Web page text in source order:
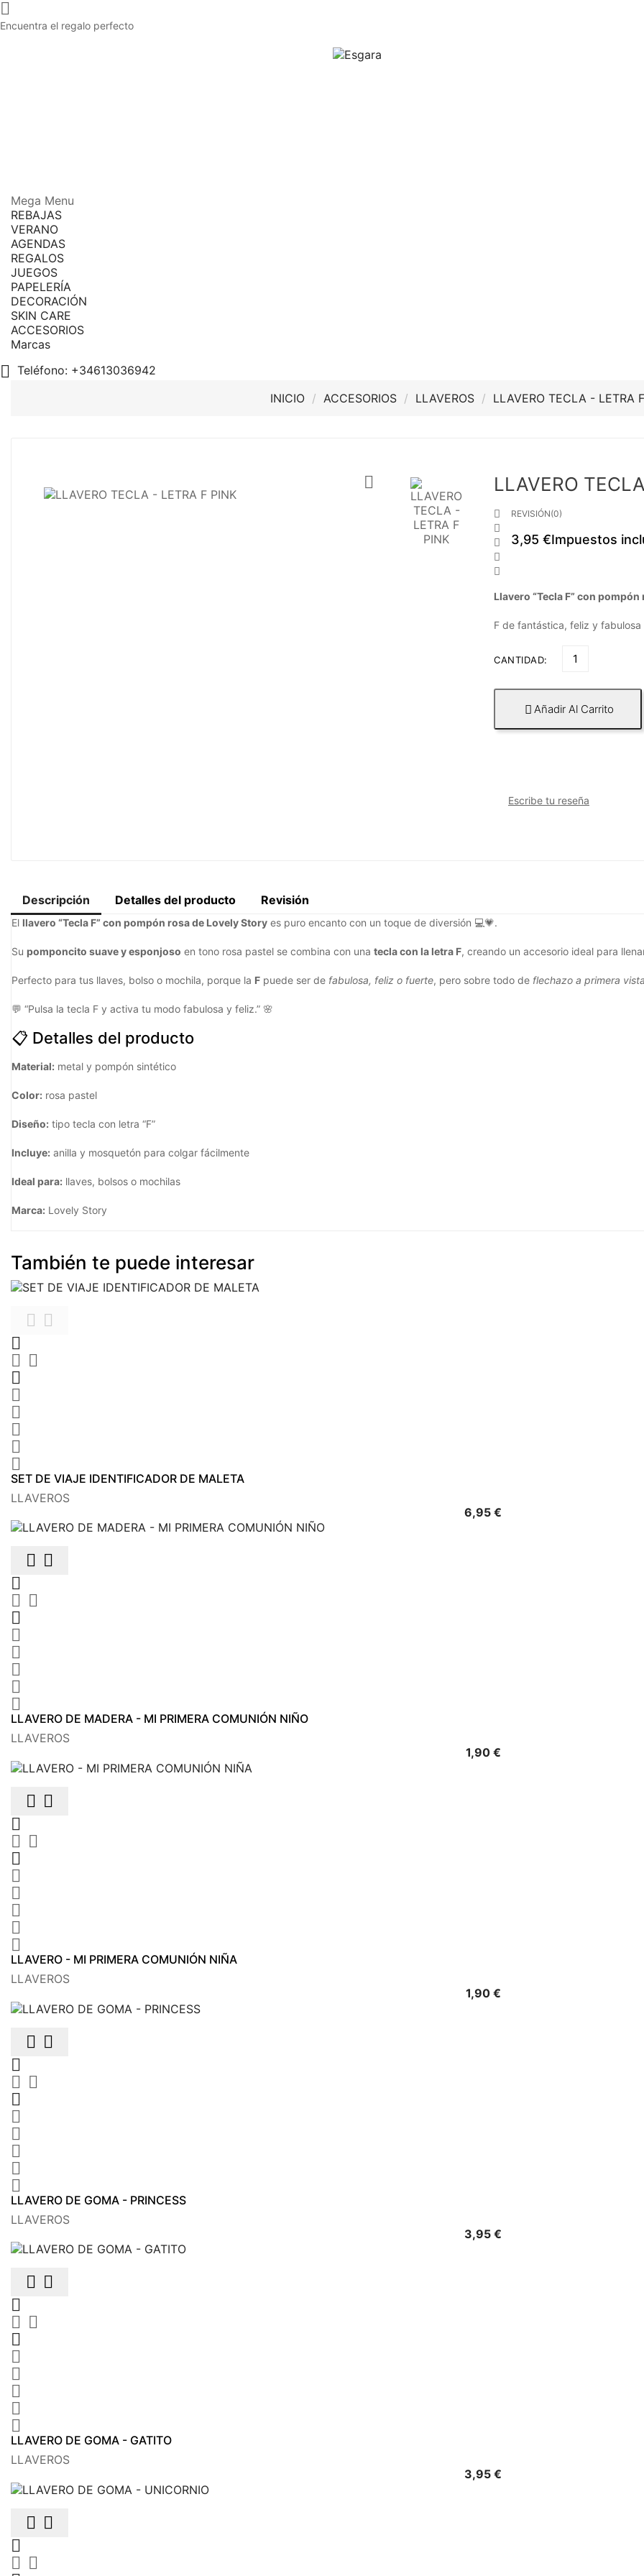

Encuentra el regalo perfecto
Mega Menu
REBAJAS
VERANO
AGENDAS
REGALOS
JUEGOS
PAPELERÍA
DECORACIÓN
SKIN CARE
ACCESORIOS
Marcas
 Teléfono: +34613036942
INICIO
ACCESORIOS LLAVEROS LLAVERO TECLA - LETRA
 LLAVERO





REVISIÓN(0)
3,95 €Impuestos
Llavero “Tecla F” con
F de fantástica, feliz y fabulosa
CANTIDAD:
 Añadir Al Carrito
Escribe tu reseña
Descripción Detalles del producto Revisión
El llavero “Tecla F” con pompón rosa de Lovely Story es puro encanto con un toque de diversión 💻💗.
Su pomponcito suave y esponjoso en tono rosa pastel se combina con una tecla con la letra F, creando un accesorio ideal para
Perfecto para tus llaves, bolso o mochila, porque la F puede ser de fabulosa, feliz o fuerte, pero sobre todo de flechazo a primera
💬 “Pulsa la tecla F y activa tu modo fabulosa y feliz.” 🌸
📋 Detalles del producto​
Material: metal y pompón sintético
Color: rosa pastel
Diseño: tipo tecla con letra “F”
Incluye: anilla y mosquetón para colgar fácilmente
Ideal para: llaves, bolsos o mochilas
Marca: Lovely Story
También te puede interesar
 

 






SET DE VIAJE IDENTIFICADOR DE MALETA
LLAVEROS
6,95 €











LLAVERO DE MADERA - MI PRIMERA COMUNIÓN NIÑO
LLAVEROS
1,90 €Precio
 

 






LLAVERO - MI PRIMERA COMUNIÓN NIÑA
LLAVEROS
1,90 €Precio
 

 






LLAVERO DE GOMA - PRINCESS
LLAVEROS
3,95 €











LLAVERO DE GOMA - GATITO
LLAVEROS
3,95 €
 

 